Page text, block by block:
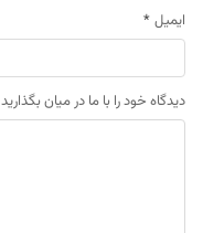
ایمیل *
دیدگاه خود را با ما در میان بگذارید